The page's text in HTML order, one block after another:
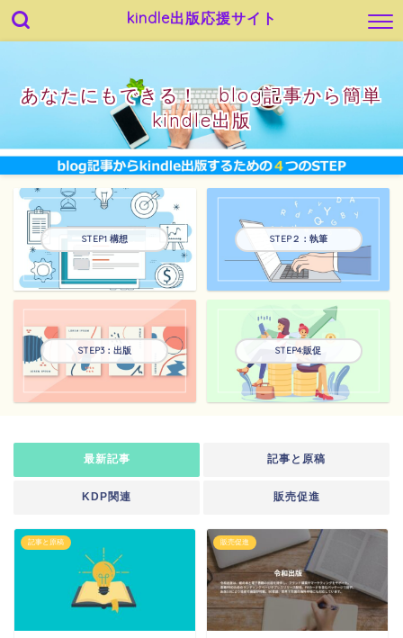
kindle出版応援サイト
あなたにもできる！ blog記事から簡単
kindle出版
STEP1 構想 STEP２：執筆
STEP3：出版 STEP4:販促
最新記事 記事と原稿
KDP関連 販売促進
記事と原稿 販売促進